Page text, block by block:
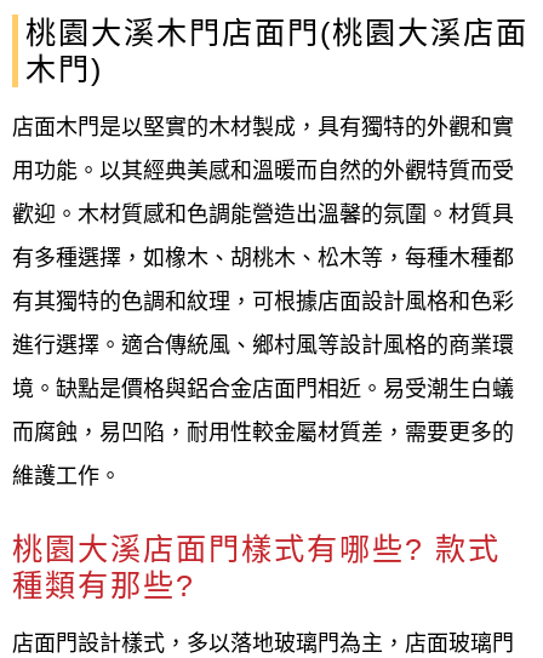
桃園大溪木門店面門(桃園大溪店面
木門)
店面木門是以堅實的木材製成，具有獨特的外觀和實
用功能。以其經典美感和溫暖而自然的外觀特質而受
歡迎。木材質感和色調能營造出溫馨的氛圍。材質具
有多種選擇，如橡木、胡桃木、松木等，每種木種都
有其獨特的色調和紋理，可根據店面設計風格和色彩
進行選擇。適合傳統風、鄉村風等設計風格的商業環
境。缺點是價格與鋁合金店面門相近。易受潮生白蟻
而腐蝕，易凹陷，耐用性較金屬材質差，需要更多的
維護工作。
桃園大溪店面門樣式有哪些? 款式
種類有那些?
店面門設計樣式，多以落地玻璃門為主，店面玻璃門